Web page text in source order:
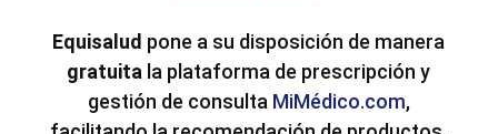
Equisalud pone a su disposición de manera
gratuita la plataforma de prescripción y
gestión de consulta MiMédico.com,